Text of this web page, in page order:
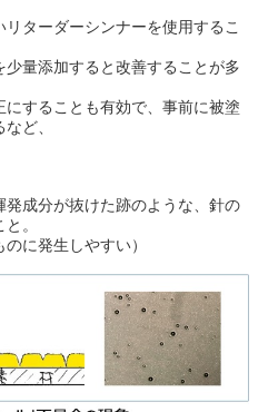
ターダーシンナーを使用するこ
少量添加すると改善することが多
することも有効で、事前に被塗
ど、
成分が抜けた跡のような、針の
。
に発生しやすい）